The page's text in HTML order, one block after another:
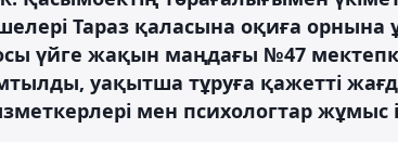
Тараз қаласына оқиға орнына
үйге жақын маңдағы №47
уақытша тұруға қажетті
мен психологтар жұмыс